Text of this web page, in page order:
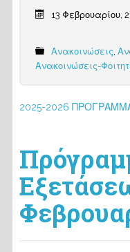
13 Φεβρουαρίου,
Ανακοινώσεις,
Ανακοινώσεις-
2025-2026